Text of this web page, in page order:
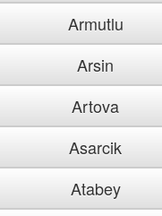
Armutlu
Arsin
Artova
Asarcik
Atabey